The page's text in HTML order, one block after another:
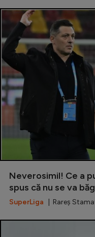
Neverosimil! Ce a
spus că nu se va
SuperLiga | Rareș